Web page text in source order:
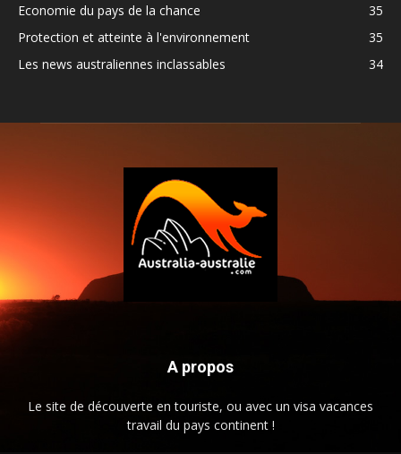
Economie du pays de la chance
35
Protection et atteinte à l'environnement
35
Les news australiennes inclassables
34
A propos
Le site de découverte en touriste, ou avec un visa vacances
travail du pays continent !